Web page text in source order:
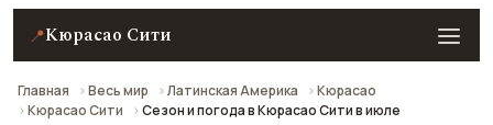
📍Кюрасао Сити
Главная Весь мир Латинская Америка
Кюрасао
Кюрасао Сити
Сезон и погода в Кюрасао Сити в июле